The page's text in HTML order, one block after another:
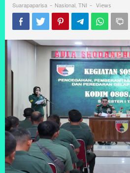
Tegas
Tolak
Narkoba
Suarapaparisa - Nasional, TNI - Views